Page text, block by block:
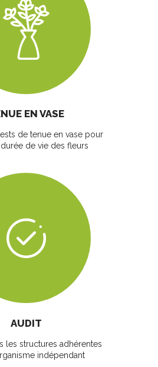
EN VASE
de tenue en vase pour
de vie des fleurs
AUDIT
les structures adhérentes
indépendant